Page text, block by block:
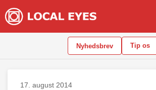
Nyhedsbrev Tip os
17. august 2014